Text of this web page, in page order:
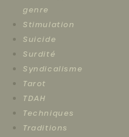
genre
Stimulation
Suicide
Surdité
Syndicalisme
Tarot
TDAH
Techniques
Traditions